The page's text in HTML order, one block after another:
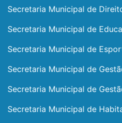
Secretaria Municipal de
Secretaria Municipal de
Secretaria Municipal de
Secretaria Municipal de
Secretaria Municipal de
Secretaria Municipal de